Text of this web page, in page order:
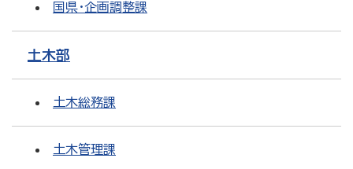
国県・企画調整課
土木部
土木総務課
土木管理課